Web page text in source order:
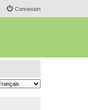
Connexion